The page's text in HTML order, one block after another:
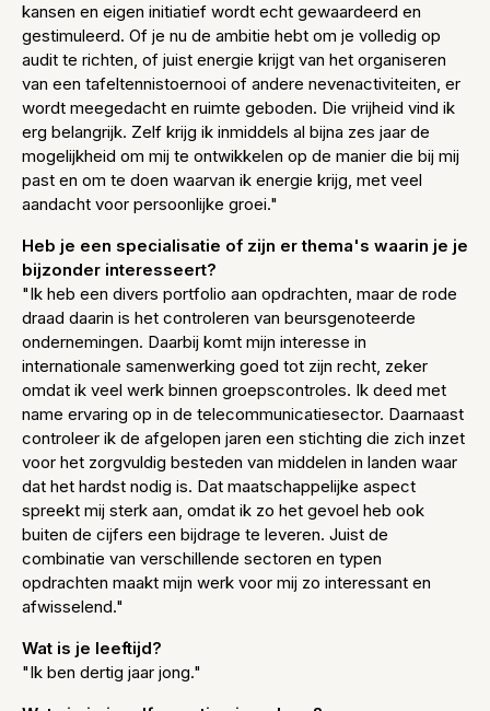
kansen en eigen initiatief wordt echt gewaardeerd en
gestimuleerd. Of je nu de ambitie hebt om je volledig op
audit te richten, of juist energie krijgt van het organiseren
van een tafeltennistoernooi of andere nevenactiviteiten, er
wordt meegedacht en ruimte geboden. Die vrijheid vind ik
erg belangrijk. Zelf krijg ik inmiddels al bijna zes jaar de
mogelijkheid om mij te ontwikkelen op de manier die bij mij
past en om te doen waarvan ik energie krijg, met veel
aandacht voor persoonlijke groei."
Heb je een specialisatie of zijn er thema's waarin je je
bijzonder interesseert?
"Ik heb een divers portfolio aan opdrachten, maar de rode
draad daarin is het controleren van beursgenoteerde
ondernemingen. Daarbij komt mijn interesse in
internationale samenwerking goed tot zijn recht, zeker
omdat ik veel werk binnen groepscontroles. Ik deed met
name ervaring op in de telecommunicatiesector. Daarnaast
controleer ik de afgelopen jaren een stichting die zich inzet
voor het zorgvuldig besteden van middelen in landen waar
dat het hardst nodig is. Dat maatschappelijke aspect
spreekt mij sterk aan, omdat ik zo het gevoel heb ook
buiten de cijfers een bijdrage te leveren. Juist de
combinatie van verschillende sectoren en typen
opdrachten maakt mijn werk voor mij zo interessant en
afwisselend."
Wat is je leeftijd?
"Ik ben dertig jaar jong."